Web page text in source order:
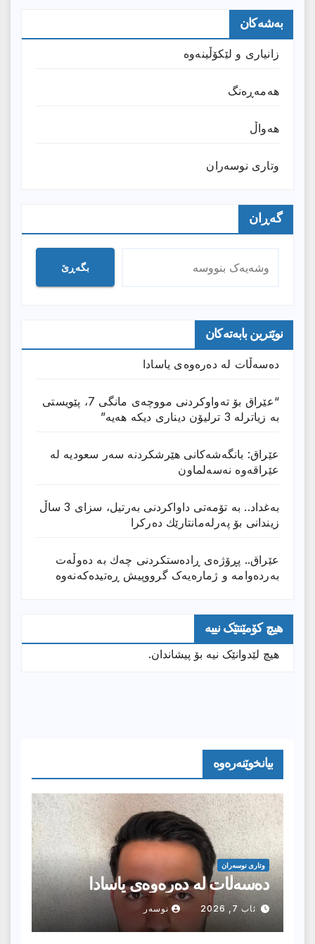
بەشەکان
زانیارى و لێکۆڵینەوە
هەمەڕەنگ
هەواڵ
وتارى نوسەران
گەڕان
بگەڕێ
نوێترین بابەتەکان
دەسەڵات لە دەرەوەی یاسادا
“عێراق بۆ تەواوکردنی مووچەی مانگى 7، پێویستی
بە زیاترلە 3 ترلیۆن دیناری دیکە هەیە”
عێراق: بانگەشەكانی هێرشكردنە سەر سعودیە لە
عێراقەوە نەسەلماون
بەغداد.. بە تۆمەتی داواكردنی بەرتیل، سزای 3 ساڵ
زیندانی بۆ پەرلەمانتارێك دەركرا
عێراق.. پڕۆژەی ڕادەستكردنی چەك بە دەوڵەت
بەردەوامە و ژمارەیەک گرووپیش ڕەتیدەکەنەوە
هیچ کۆمێنتێک نییە
هیچ لێدوانێک نیە بۆ پیشاندان.
بیانخوێنەرەوە
وتارى نوسەران
دەسەڵات لە دەرەوەی یاسادا
ئاب 7, 2026 نوسەر